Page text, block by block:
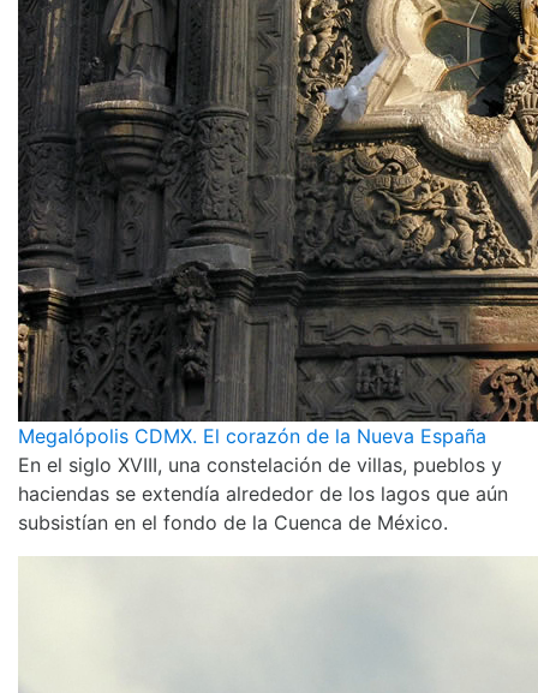
Megalópolis CDMX. El corazón de la Nueva España
En el siglo XVIII, una constelación de villas, pueblos y
haciendas se extendía alrededor de los lagos que aún
subsistían en el fondo de la Cuenca de México.